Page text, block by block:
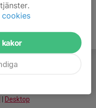
Desktop
cookies
kakor